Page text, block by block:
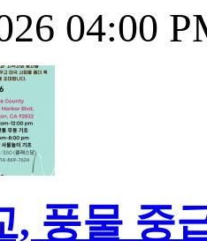
04:00
, 풍물 중